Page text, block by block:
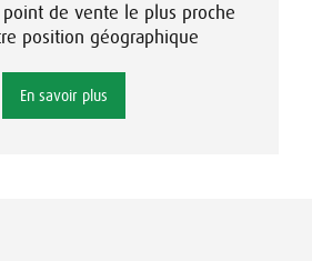
point de vente le plus proche
position géographique
En savoir plus